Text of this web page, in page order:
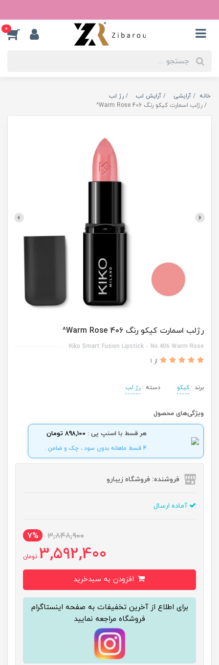
0
خانه آرایشی آرایش لب
رژ لب
رژلب اسمارت کیکو رنگ 406 Warm Rose^
رژلب اسمارت کیکو رنگ 406 Warm Rose^
Kiko Smart Fusion Lipstick – No.406 Warm Rose
از 1
برند :کیکو دسته : رژ لب
ویژگی‌های محصول
هر قسط با اسنپ پی : 898,100 تومان
4 قسط ماهانه بدون سود ، چک و ضامن .
فروشنده: فروشگاه زیبارو
آماده ارسال
3,848,900
7%
3,592,400 تومان
برای اطلاع از آخرین تخفیفات به صفحه اینستاگرام
فروشگاه مراجعه نمایید